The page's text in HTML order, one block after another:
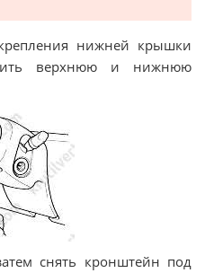
нижней крышки
верхнюю и нижнюю
снять кронштейн под